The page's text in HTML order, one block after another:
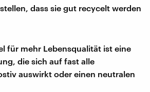
dass sie gut recycelt werden
für mehr Lebensqualität ist eine
die sich auf fast alle
auswirkt oder einen neutralen